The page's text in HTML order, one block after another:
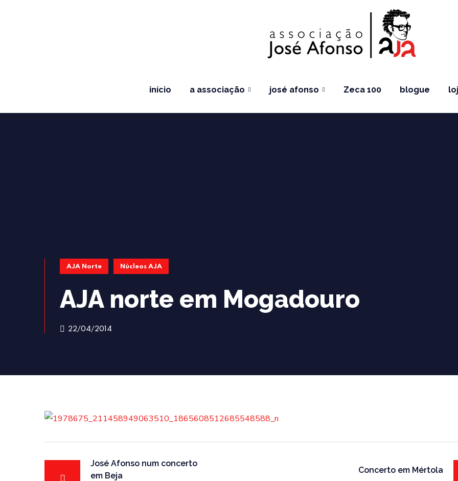
início a associação josé afonso Zeca 100 blogue
AJA Norte Núcleos AJA
AJA norte em Mogadouro
22/04/2014
José Afonso num concerto
em Beja
Concerto em Mértola